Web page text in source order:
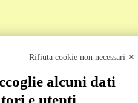
Back to top
Rifiuta cookie non necessari ✕
alcuni dati
e utenti